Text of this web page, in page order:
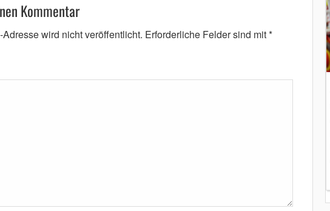
Kommentar
wird nicht veröffentlicht. Erforderliche Felder sind mit*